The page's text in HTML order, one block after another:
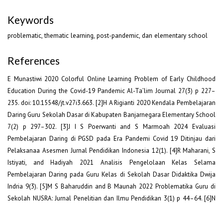
Keywords
problematic, thematic learning, post-pandemic, dan elementary school
References
E Munastiwi 2020 Colorful Online Learning Problem of Early Childhood
Education During the Covid-19 Pandemic Al-Ta’lim Journal 27(3) p 227–
235. doi: 10.15548/jt.v27i3.663. [2]H A Rigianti 2020 Kendala Pembelajaran
Daring Guru Sekolah Dasar di Kabupaten Banjarnegara Elementary School
7(2) p 297–302. [3]J I S Poerwanti and S Marmoah 2024 Evaluasi
Pembelajaran Daring di PGSD pada Era Pandemi Covid 19 Ditinjau dari
Pelaksanaa Asesmen Jurnal Pendidikan Indonesia 12(1). [4]R Maharani, S
Istiyati, and Hadiyah 2021 Analisis Pengelolaan Kelas Selama
Pembelajaran Daring pada Guru Kelas di Sekolah Dasar Didaktika Dwija
Indria 9(3). [5]M S Baharuddin and B Maunah 2022 Problematika Guru di
Sekolah NUSRA: Jurnal Penelitian dan Ilmu Pendidikan 3(1) p 44–64. [6]N